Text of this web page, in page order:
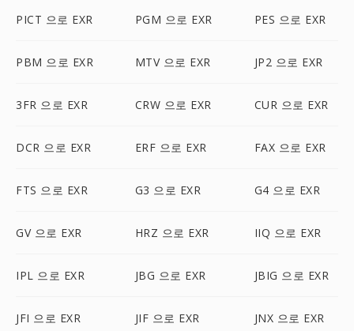
PICT 으로 EXR PGM 으로 EXR PES 으로 EXR
PBM 으로 EXR MTV 으로 EXR JP2 으로 EXR
3FR 으로 EXR CRW 으로 EXR CUR 으로 EXR
DCR 으로 EXR ERF 으로 EXR FAX 으로 EXR
FTS 으로 EXR G3 으로 EXR G4 으로 EXR
GV 으로 EXR HRZ 으로 EXR IIQ 으로 EXR
IPL 으로 EXR JBG 으로 EXR JBIG 으로 EXR
JFI 으로 EXR JIF 으로 EXR JNX 으로 EXR